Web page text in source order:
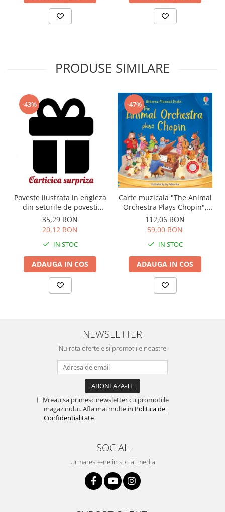
PRODUSE SIMILARE
-43%
Poveste ilustrata in engleza
din seturile de povesti
Usborne
35,29 RON
20,12 RON
IN STOC
ADAUGA IN COS
-47%
Carte muzicala "The Animal
Orchestra Plays Chopin",
cartonata, Usborne
112,06 RON
59,00 RON
IN STOC
ADAUGA IN COS
NEWSLETTER
Nu rata ofertele si promotiile noastre
Vreau sa primesc newsletter cu promotiile
magazinului. Afla mai multe in Politica de
Confidentialitate
SOCIAL
Urmareste-ne in social media